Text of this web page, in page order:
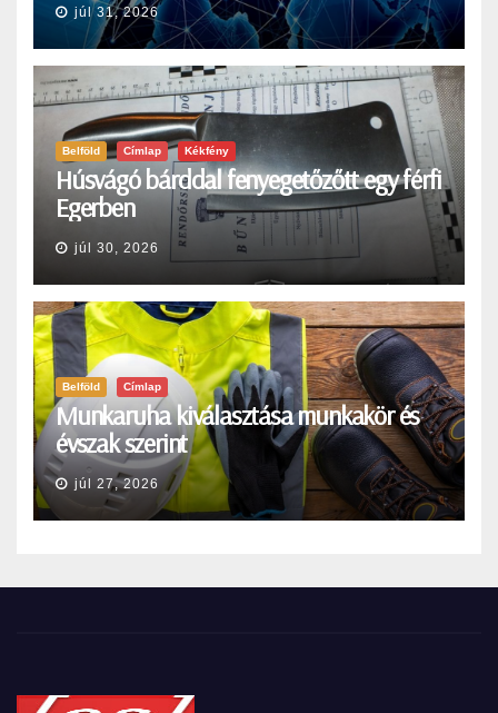
júl 31, 2026
Belföld Címlap Kékfény
Húsvágó bárddal fenyegetőzőtt egy férfi
Egerben
júl 30, 2026
Belföld Címlap
Munkaruha kiválasztása munkakör és
évszak szerint
júl 27, 2026